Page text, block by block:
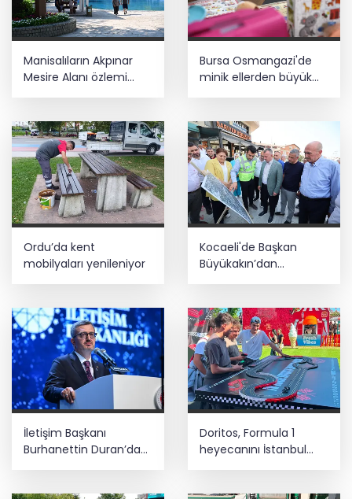
Manisalıların Akpınar
Mesire Alanı özlemi
sona erdi
Bursa Osmangazi'de
minik ellerden büyük
dayanışma
Ordu’da kent
mobilyaları yenileniyor
Kocaeli'de Başkan
Büyükakın’dan
İletişim Başkanı
Burhanettin Duran’dan
Doritos, Formula 1
heyecanını İstanbul